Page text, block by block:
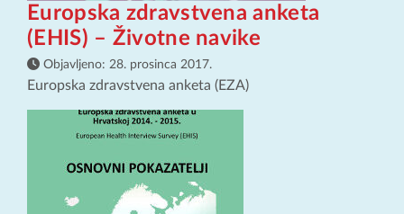
Europska zdravstvena anketa
(EHIS) – Životne navike
Objavljeno: 28. prosinca 2017.
Europska zdravstvena anketa (EZA)